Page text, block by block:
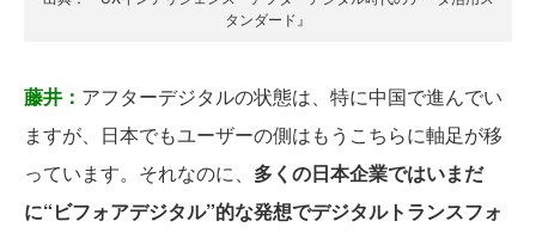
タンダード』
藤井： アフターデジタルの状態は、特に中国で進んでい
ますが、日本でもユーザーの側はもうこちらに軸足が移
っています。それなのに、 多くの日本企業ではいまだ
に“ビフォアデジタル”的な発想でデジタルトランスフォ